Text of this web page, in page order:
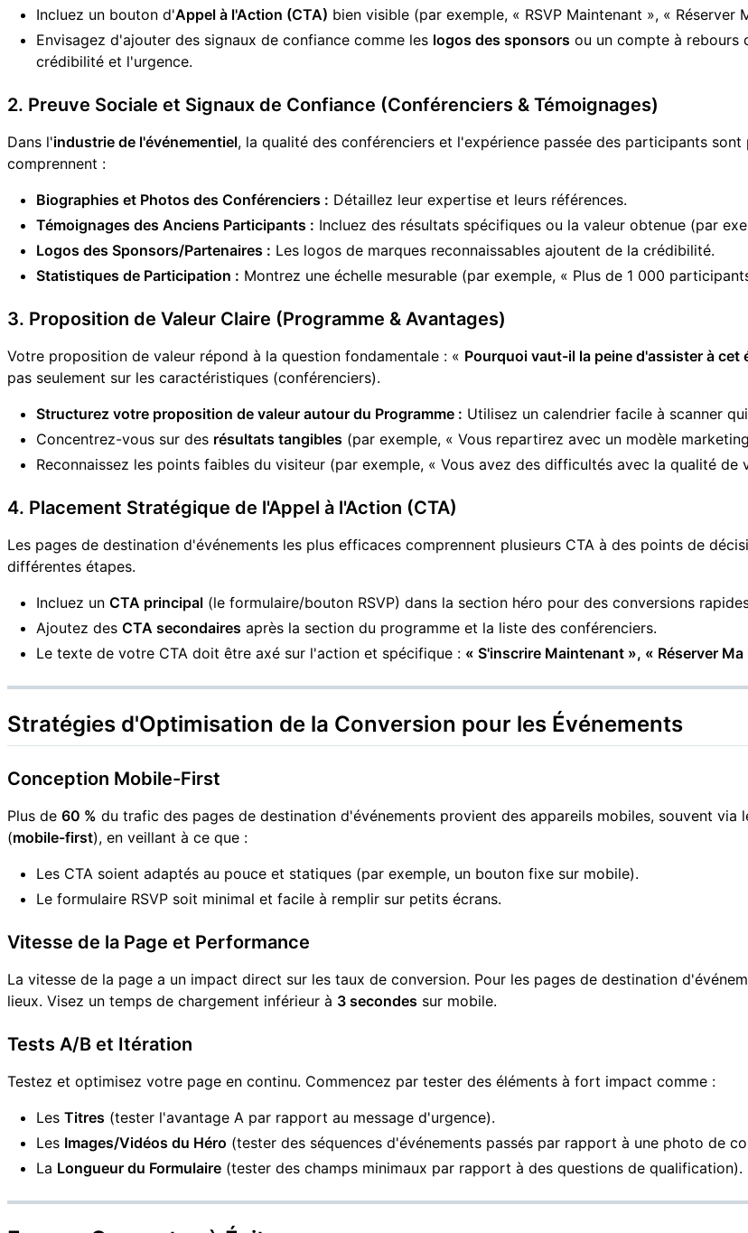
Incluez un bouton d'Appel à l'Action (CTA) bien visible (par exemple, « RSVP Maintenant », « Réserver
Envisagez d'ajouter des signaux de confiance comme les logos des sponsors ou un compte à rebours
crédibilité et l'urgence.
2. Preuve Sociale et Signaux de Confiance (Conférenciers & Témoignages)
Dans l'industrie de l'événementiel, la qualité des conférenciers et l'expérience passée des participants
comprennent :
Biographies et Photos des Conférenciers : Détaillez leur expertise et leurs références.
Témoignages des Anciens Participants : Incluez des résultats spécifiques ou la valeur obtenue (par
Logos des Sponsors/Partenaires : Les logos de marques reconnaissables ajoutent de la crédibilité.
Statistiques de Participation : Montrez une échelle mesurable (par exemple, « Plus de 1 000
3. Proposition de Valeur Claire (Programme & Avantages)
Votre proposition de valeur répond à la question fondamentale : « Pourquoi vaut-il la peine d'assister à cet
pas seulement sur les caractéristiques (conférenciers).
Structurez votre proposition de valeur autour du Programme : Utilisez un calendrier facile à scanner
Concentrez-vous sur des résultats tangibles (par exemple, « Vous repartirez avec un modèle
Reconnaissez les points faibles du visiteur (par exemple, « Vous avez des difficultés avec la qualité de
4. Placement Stratégique de l'Appel à l'Action (CTA)
Les pages de destination d'événements les plus efficaces comprennent plusieurs CTA à des points de
différentes étapes.
Incluez un CTA principal (le formulaire/bouton RSVP) dans la section héro pour des conversions
Ajoutez des CTA secondaires après la section du programme et la liste des conférenciers.
Le texte de votre CTA doit être axé sur l'action et spécifique : « S'inscrire Maintenant », « Réserver Ma
Stratégies d'Optimisation de la Conversion pour les Événements
Conception Mobile-First
Plus de 60 % du trafic des pages de destination d'événements provient des appareils mobiles, souvent
(mobile-first), en veillant à ce que :
Les CTA soient adaptés au pouce et statiques (par exemple, un bouton fixe sur mobile).
Le formulaire RSVP soit minimal et facile à remplir sur petits écrans.
Vitesse de la Page et Performance
La vitesse de la page a un impact direct sur les taux de conversion. Pour les pages de destination
lieux. Visez un temps de chargement inférieur à 3 secondes sur mobile.
Tests A/B et Itération
Testez et optimisez votre page en continu. Commencez par tester des éléments à fort impact comme :
Les Titres (tester l'avantage A par rapport au message d'urgence).
Les Images/Vidéos du Héro (tester des séquences d'événements passés par rapport à une photo de
La Longueur du Formulaire (tester des champs minimaux par rapport à des questions de qualification).